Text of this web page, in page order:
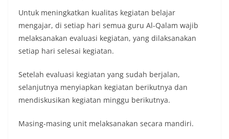
Untuk meningkatkan kualitas kegiatan belajar
mengajar, di setiap hari semua guru Al-Qalam wajib
melaksanakan evaluasi kegiatan, yang dilaksanakan
setiap hari selesai kegiatan.
Setelah evaluasi kegiatan yang sudah berjalan,
selanjutnya menyiapkan kegiatan berikutnya dan
mendiskusikan kegiatan minggu berikutnya.
Masing-masing unit melaksanakan secara mandiri.